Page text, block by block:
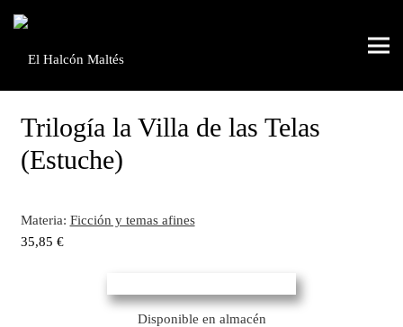
Trilogía la Villa de las Telas
(Estuche)
Materia: Ficción y temas afines
35,85 €
Disponible en almacén